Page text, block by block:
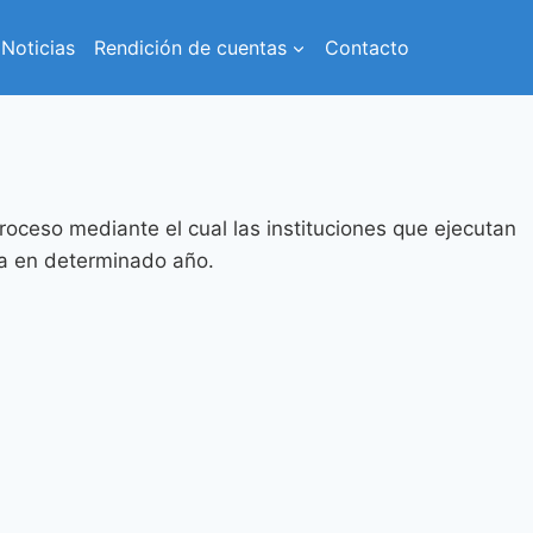
Noticias Rendición de cuentas Contacto
mediante el cual las instituciones que ejecutan
en determinado año.